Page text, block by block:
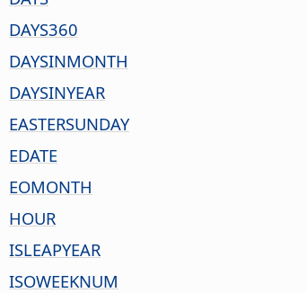
DAYS360
DAYSINMONTH
DAYSINYEAR
EASTERSUNDAY
EDATE
EOMONTH
HOUR
ISLEAPYEAR
ISOWEEKNUM